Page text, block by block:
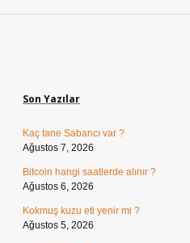
Son Yazılar
Kaç tane Sabancı var ?
Ağustos 7, 2026
Bitcoin hangi saatlerde alınır ?
Ağustos 6, 2026
Kokmuş kuzu eti yenir mi ?
Ağustos 5, 2026